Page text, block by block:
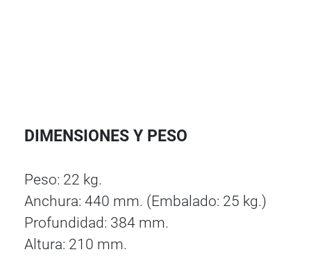
DIMENSIONES Y PESO
Peso: 22 kg.
Anchura: 440 mm. (Embalado: 25 kg.)
Profundidad: 384 mm.
Altura: 210 mm.